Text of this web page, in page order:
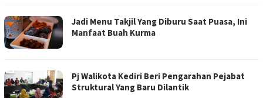
Jadi Menu Takjil Yang Diburu Saat Puasa, Ini
Manfaat Buah Kurma
Pj Walikota Kediri Beri Pengarahan Pejabat
Struktural Yang Baru Dilantik